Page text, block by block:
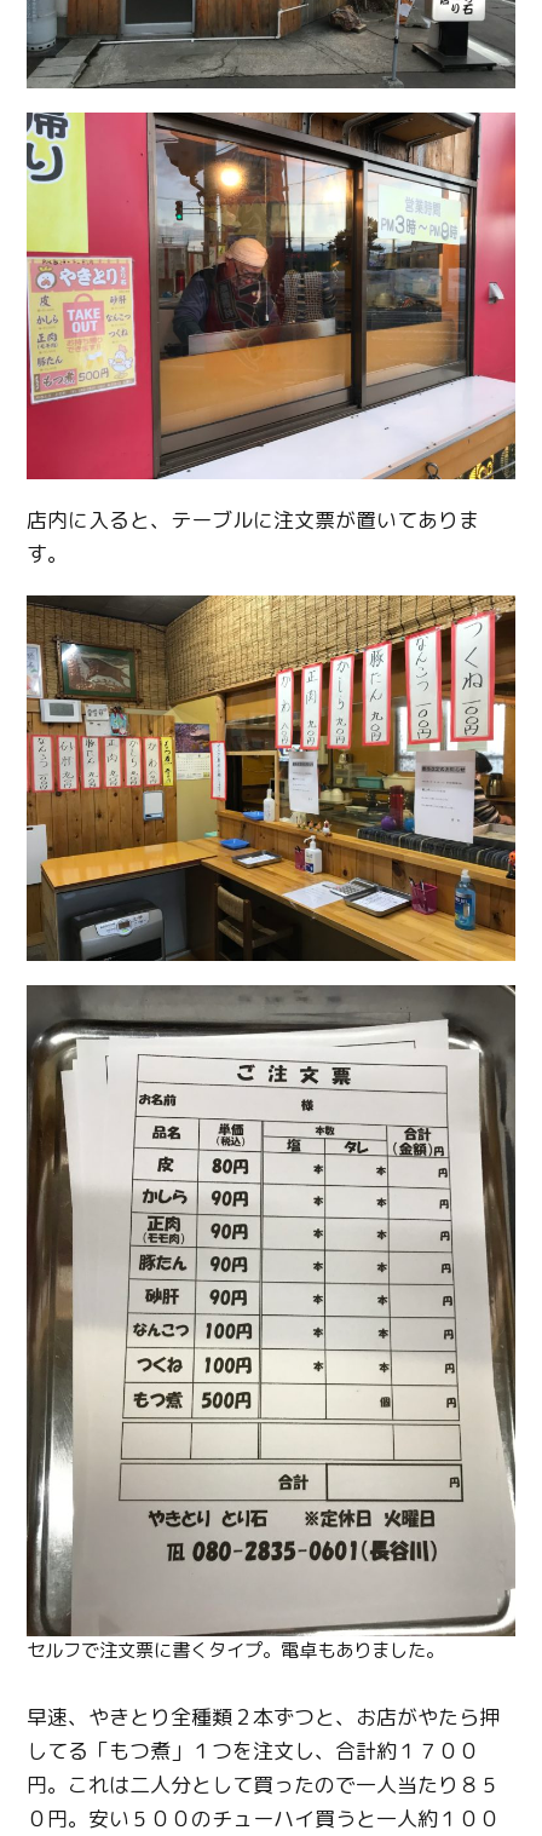
店内に入ると、テーブルに注文票が置いてありま
す。
セルフで注文票に書くタイプ。電卓もありました。
早速、やきとり全種類２本ずつと、お店がやたら押
してる「もつ煮」１つを注文し、合計約１７００
円。これは二人分として買ったので一人当たり８５
０円。安い５００のチューハイ買うと一人約１００
Twitter
Facebook
Line
Copy URL